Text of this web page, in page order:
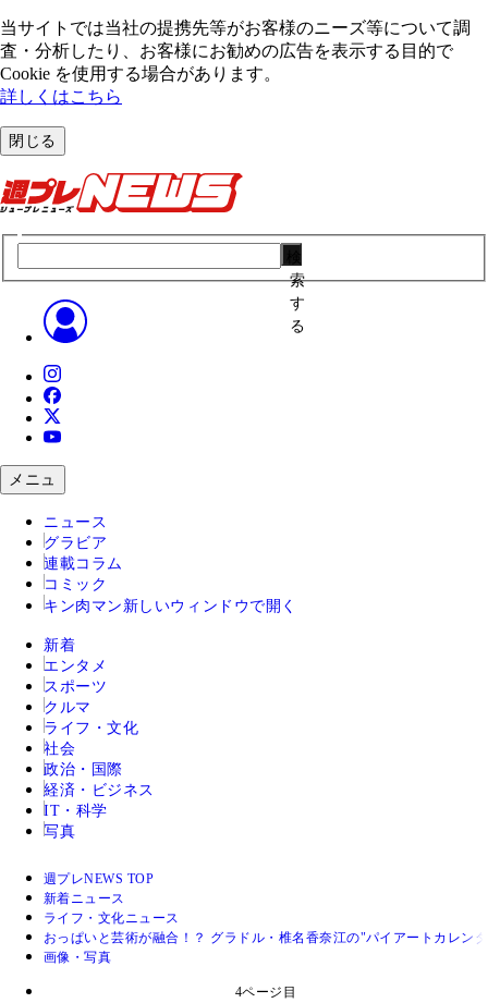
当サイトでは当社の提携先等がお客様のニーズ等について調
査・分析したり、お客様にお勧めの広告を表⽰する⽬的で
Cookie を使⽤する場合があります。
詳しくはこちら
閉じる
索
す
る
メニュ
ニュース
グラビア
連載コラム
コミック
キン肉マン 新しいウィンドウで開く
新着
エンタメ
スポーツ
クルマ
ライフ・文化
社会
政治・国際
経済・ビジネス
IT・科学
写真
週プレNEWS TOP
新着ニュース
ライフ・文化ニュース
おっぱいと芸術が融合！？ グラドル・椎名香奈江の"パイアートカレン
画像・写真
4ページ目